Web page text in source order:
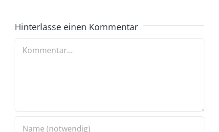
Hinterlasse einen Kommentar
Kommentar